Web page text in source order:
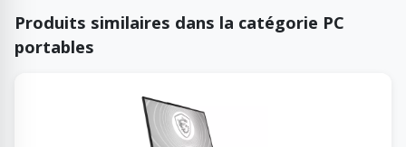
Produits similaires dans la catégorie PC
portables